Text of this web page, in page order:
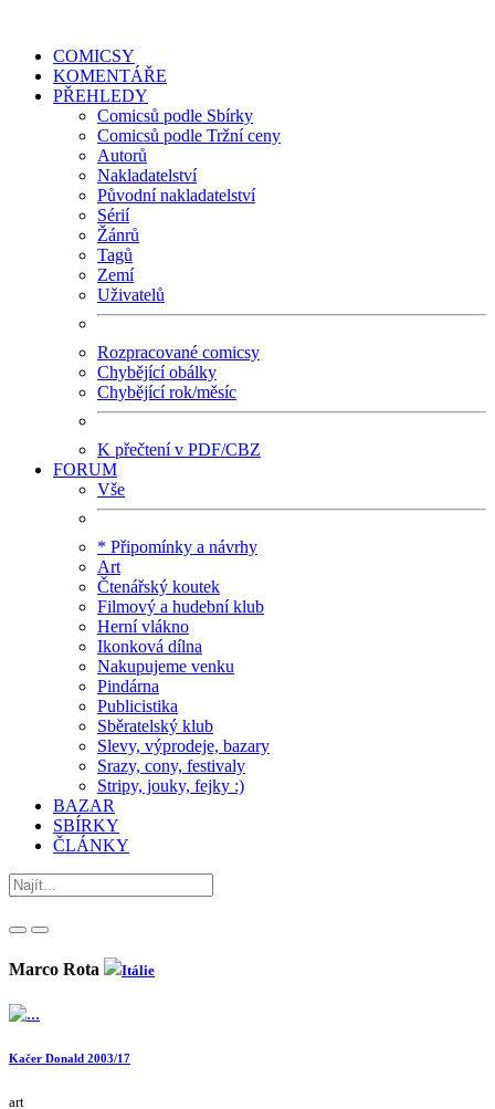
COMICSY
KOMENTÁŘE
PŘEHLEDY
Comicsů podle Sbírky
Comicsů podle Tržní ceny
Autorů
Nakladatelství
Původní nakladatelství
Sérií
Žánrů
Tagů
Zemí
Uživatelů
Rozpracované comicsy
Chybějící obálky
Chybějící rok/měsíc
K přečtení v PDF/CBZ
FORUM
Vše
* Připomínky a návrhy
Art
Čtenářský koutek
Filmový a hudební klub
Herní vlákno
Ikonková dílna
Nakupujeme venku
Pindárna
Publicistika
Sběratelský klub
Slevy, výprodeje, bazary
Srazy, cony, festivaly
Stripy, jouky, fejky :)
BAZAR
SBÍRKY
ČLÁNKY
Marco Rota Itálie
Kačer Donald 2003/17
art